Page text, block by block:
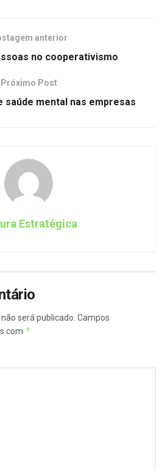
anterior
no cooperativismo
Próximo Post
saúde mental nas empresas
Estratégica
será publicado. Campos
com *